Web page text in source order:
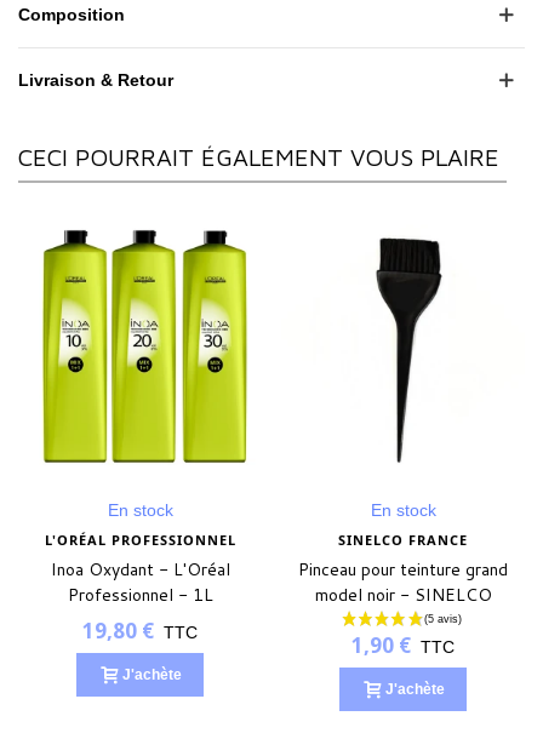
Composition
Livraison & Retour
CECI POURRAIT ÉGALEMENT VOUS PLAIRE
En stock
L'ORÉAL PROFESSIONNEL
Inoa Oxydant - L'Oréal
Professionnel - 1L
19,80 € TTC
J'achète
En stock
SINELCO FRANCE
Pinceau pour teinture grand
model noir - SINELCO
FRANCE
1,90 € TTC
J'achète